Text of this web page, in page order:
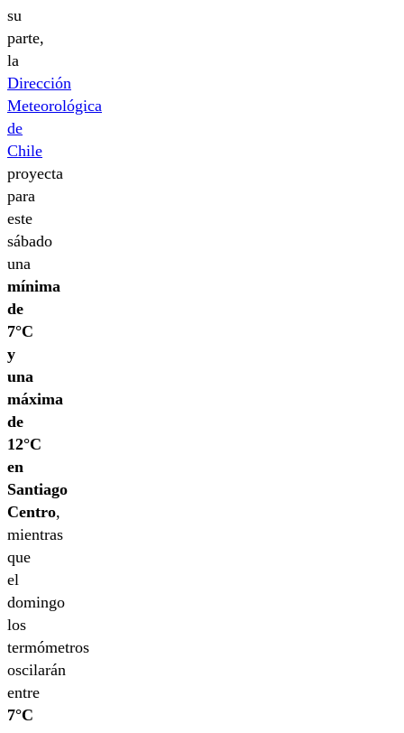
su
parte,
la
Dirección
Meteorológica
de
Chile
proyecta
para
este
sábado
una
mínima
de
7°C
y
una
máxima
de
12°C
en
Santiago
Centro,
mientras
que
el
domingo
los
termómetros
oscilarán
entre
7°C